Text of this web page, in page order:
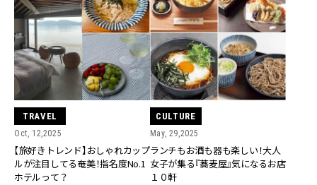
TRAVEL
Oct, 12,2025
【旅好きトレンド】おしゃれカップ
ルが注目してる奄美！指名度No.1
ホテルって？
CULTURE
May, 29,2025
ランチもお酒も器も楽しい！大人
女子が集る『蕎麦屋』気になるお店
１０軒